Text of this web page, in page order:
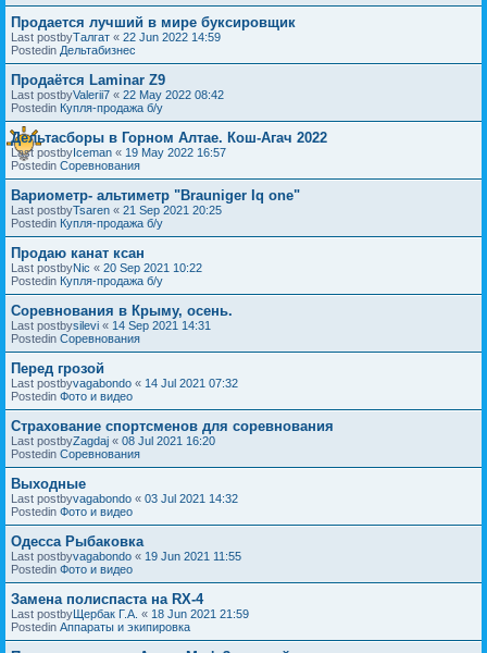
Продается лучший в мире буксировщик
Last postbyТалгат « 22 Jun 2022 14:59
Postedin Дельтабизнес
Продаётся Laminar Z9
Last postbyValerii7 « 22 May 2022 08:42
Postedin Купля-продажа б/у
Дельтасборы в Горном Алтае. Кош-Агач 2022
Last postbyIceman « 19 May 2022 16:57
Postedin Соревнования
Вариометр- альтиметр "Brauniger Iq one"
Last postbyTsaren « 21 Sep 2021 20:25
Postedin Купля-продажа б/у
Продаю канат ксан
Last postbyNic « 20 Sep 2021 10:22
Postedin Купля-продажа б/у
Соревнования в Крыму, осень.
Last postbysilevi « 14 Sep 2021 14:31
Postedin Соревнования
Перед грозой
Last postbyvagabondo « 14 Jul 2021 07:32
Postedin Фото и видео
Страхование спортсменов для соревнования
Last postbyZagdaj « 08 Jul 2021 16:20
Postedin Соревнования
Выходные
Last postbyvagabondo « 03 Jul 2021 14:32
Postedin Фото и видео
Одесса Рыбаковка
Last postbyvagabondo « 19 Jun 2021 11:55
Postedin Фото и видео
Замена полиспаста на RX-4
Last postbyЩербак Г.А. « 18 Jun 2021 21:59
Postedin Аппараты и экипировка